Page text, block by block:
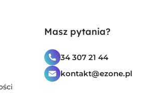
Masz pytania?
34 307 21 44
kontakt@ezone.pl